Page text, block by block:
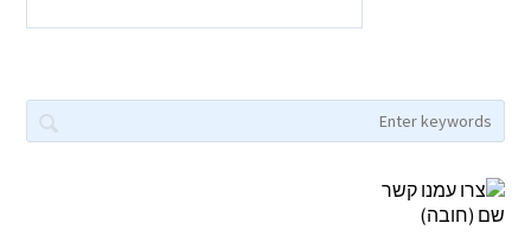
שם (חובה)